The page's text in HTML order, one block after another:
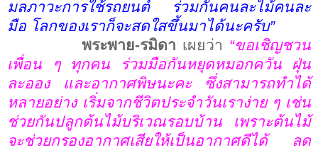
มลภาวะการใช้รถยนต์ ร่วมกันคนละไม้คนละ
มือ โลกของเราก็จะสดใสขึ้นมาได้นะครับ”
พระพาย-รมิดา เผยว่า “ขอเชิญชวน
เพื่อน ๆ ทุกคน ร่วมมือกันหยุดหมอกควัน ฝุ่น
ละออง และอากาศพิษนะคะ ซึ่งสามารถทำได้
หลายอย่าง เริ่มจากชีวิตประจำวันเราง่าย ๆ เช่น
ช่วยกันปลูกต้นไม้บริเวณรอบบ้าน เพราะต้นไม้
จะช่วยกรองอากาศเสียให้เป็นอากาศดีได้ ลด